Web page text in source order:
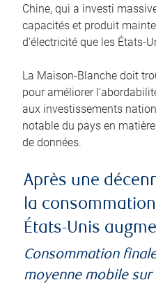
Chine, qui a investi
capacités et produit
d’électricité que les États-
La Maison-Blanche doit
pour améliorer
aux investissements
notable du pays en
de données.
Après une
la
États-Unis
Consommation
moyenne mobile sur